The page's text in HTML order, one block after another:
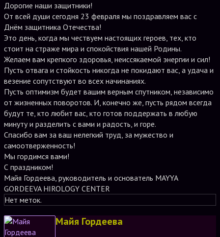
Дорогие наши защитники!
От всей души сегодня 23 февраля мы поздравляем вас с
Днём защитника Отечества!
Это день, когда мы чествуем настоящих героев, тех, кто
стоит на страже мира и спокойствия нашей Родины.
Желаем вам крепкого здоровья, неиссякаемой энергии и сил!
Пусть отвага и стойкость никогда не покидают вас, а удача и
везение сопутствуют во всех начинаниях.
Пусть оптимизм будет вашим верным спутником, независимо
от жизненных поворотов. И, конечно же, пусть рядом всегда
будут те, кто любит вас, кто готов поддержать в любую
минуту и разделить с вами и радость, и горе.
Спасибо вам за ваш нелегкий труд, за мужество и
самоотверженность!
Мы гордимся вами!
С праздником!
Майя Гордеева, руководитель и основатель MAYYA
GORDEEVA HIROLOGY CENTER
Нет меток.
Майя Гордеева